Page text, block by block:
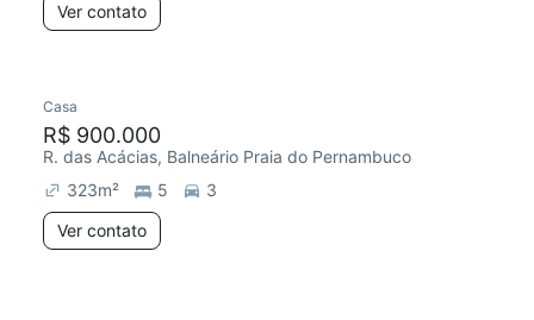
Ver contato
Casa
R$ 900.000
R. das Acácias, Balneário Praia do Pernambuco
323m² 5
3
Ver contato